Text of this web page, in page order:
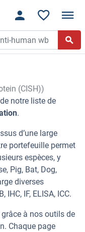
(CISH))
de notre liste de
.
d’une large
portefeuille permet
espèces, y
Pig, Bat, Dog,
diverses
IF, ELISA, ICC.
à nos outils de
Chaque page